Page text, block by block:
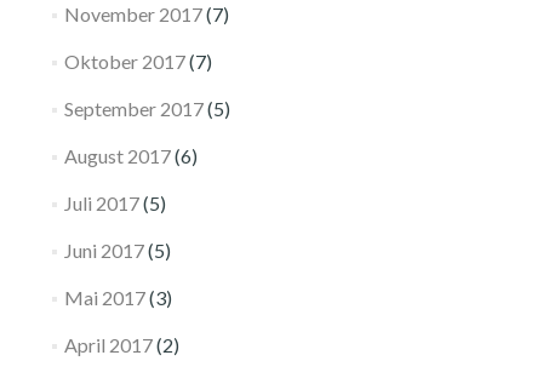
November 2017(7)
Oktober 2017(7)
September 2017(5)
August 2017(6)
Juli 2017(5)
Juni 2017(5)
Mai 2017(3)
April 2017(2)